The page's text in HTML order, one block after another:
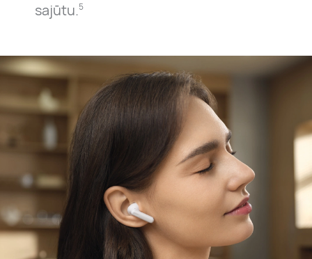
sajūtu.5